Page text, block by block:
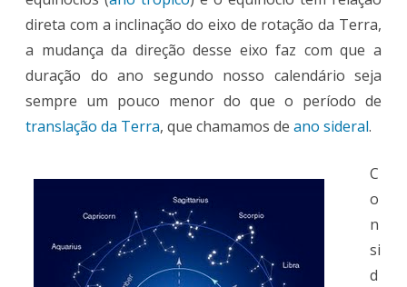
direta com a inclinação do eixo de rotação da Terra,
a mudança da direção desse eixo faz com que a
duração do ano segundo nosso calendário seja
sempre um pouco menor do que o período de
translação da Terra, que chamamos de ano sideral.
C
o
n
si
d